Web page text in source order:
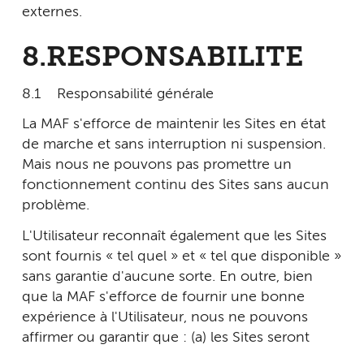
externes.
8.RESPONSABILITE
8.1 Responsabilité générale
La MAF s'efforce de maintenir les Sites en état
de marche et sans interruption ni suspension.
Mais nous ne pouvons pas promettre un
fonctionnement continu des Sites sans aucun
problème.
L'Utilisateur reconnaît également que les Sites
sont fournis « tel quel » et « tel que disponible »
sans garantie d'aucune sorte. En outre, bien
que la MAF s'efforce de fournir une bonne
expérience à l'Utilisateur, nous ne pouvons
affirmer ou garantir que : (a) les Sites seront